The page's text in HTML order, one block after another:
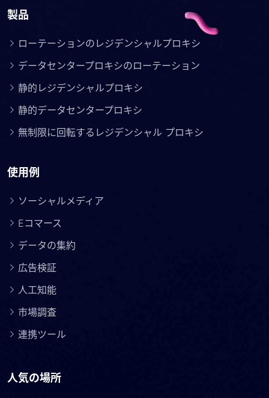
製品
ローテーションのレジデンシャルプロキシ
データセンタープロキシのローテーション
静的レジデンシャルプロキシ
静的データセンタープロキシ
無制限に回転するレジデンシャル プロキシ
使用例
ソーシャルメディア
Eコマース
データの集約
広告検証
人工知能
市場調査
連携ツール
人気の場所